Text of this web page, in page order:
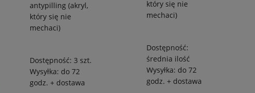
antypilling (akryl,
który się nie
mechaci)
Dostępność: 3 szt.
Wysyłka: do 72
godz. + dostawa
który się nie
mechaci)
Dostępność:
średnia ilość
Wysyłka: do 72
godz. + dostawa